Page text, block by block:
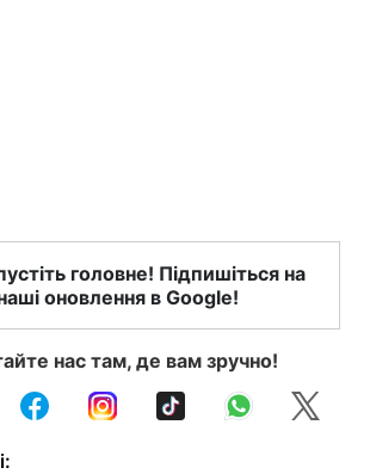
головне! Підпишіться на
оновлення в Google!
нас там, де вам зручно!